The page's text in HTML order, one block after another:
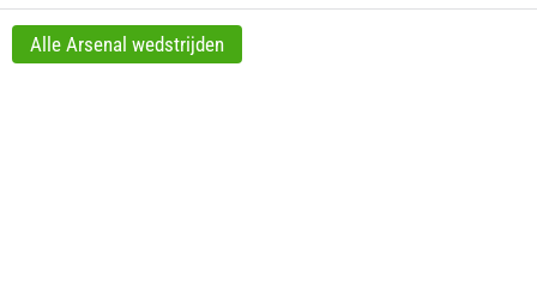
Alle Arsenal wedstrijden